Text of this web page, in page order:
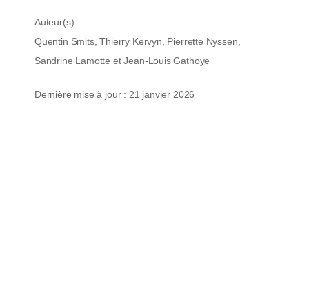
Auteur(s) :
Quentin Smits, Thierry Kervyn, Pierrette Nyssen,
Sandrine Lamotte et Jean-Louis Gathoye
Dernière mise à jour : 21 janvier 2026